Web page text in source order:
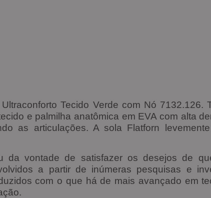
Tecido Verde com Nó 7132.126.
e palmilha anatômica em EVA com alta
as articulações. A sola Flatforn
da vontade de satisfazer os desejos de
a partir de inúmeras pesquisas e
com o que há de mais avançado em